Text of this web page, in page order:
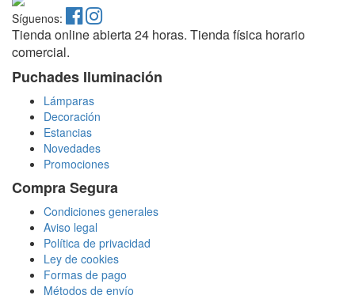
Síguenos:
Tienda online abierta 24 horas. Tienda física horario
comercial.
Puchades Iluminación
Lámparas
Decoración
Estancias
Novedades
Promociones
Compra Segura
Condiciones generales
Aviso legal
Política de privacidad
Ley de cookies
Formas de pago
Métodos de envío